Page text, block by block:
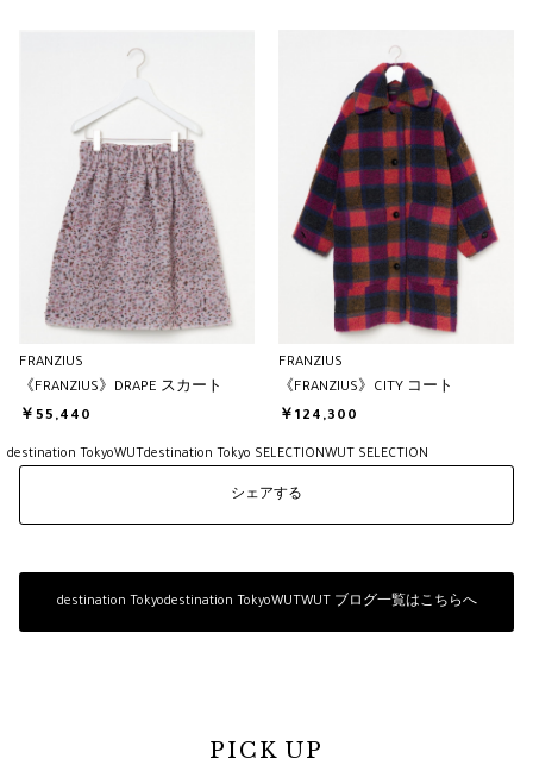
FRANZIUS
《FRANZIUS》DRAPE スカート
￥55,440
FRANZIUS
《FRANZIUS》CITY コート
￥124,300
destination TokyoWUT destination Tokyo SELECTIONWUT SELECTION
シェアする
destination Tokyodestination TokyoWUTWUT ブログ一覧はこちらへ
PICK UP